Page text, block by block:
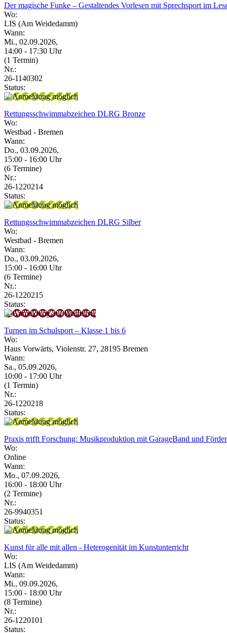
Der magische Funke – Gestaltendes Vorlesen mit Sprechsport im
Wo:
LIS (Am Weidedamm)
Wann:
Mi., 02.09.2026,
14:00 - 17:30 Uhr
(1 Termin)
Nr.:
26-1140302
Status:
Rettungsschwimmabzeichen DLRG Bronze
Wo:
Westbad - Bremen
Wann:
Do., 03.09.2026,
15:00 - 16:00 Uhr
(6 Termine)
Nr.:
26-1220214
Status:
Rettungsschwimmabzeichen DLRG Silber
Wo:
Westbad - Bremen
Wann:
Do., 03.09.2026,
15:00 - 16:00 Uhr
(6 Termine)
Nr.:
26-1220215
Status:
Turnen im Schulsport – Klasse 1 bis 6
Wo:
Haus Vorwärts, Violenstr. 27, 28195 Bremen
Wann:
Sa., 05.09.2026,
10:00 - 17:00 Uhr
(1 Termin)
Nr.:
26-1220218
Status:
Praxis trifft Forschung: Musikproduktion mit GarageBand und
Wo:
Online
Wann:
Mo., 07.09.2026,
16:00 - 18:00 Uhr
(2 Termine)
Nr.:
26-9940351
Status:
Kunst für alle mit allen - Heterogenität im Kunstunterricht
Wo:
LIS (Am Weidedamm)
Wann:
Mi., 09.09.2026,
15:00 - 18:00 Uhr
(8 Termine)
Nr.:
26-1220101
Status: